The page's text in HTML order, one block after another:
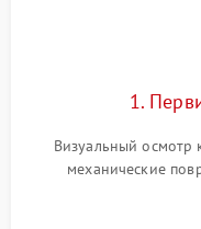
1.
Визуальный осмотр
механические
включение,
матрицы и затвора,